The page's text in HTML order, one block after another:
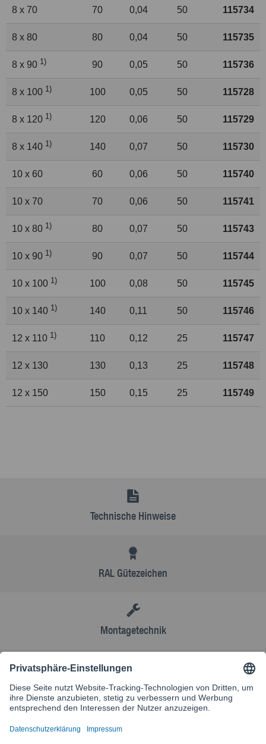
8 x 70 70 0,04 50 115734
8 x 80 80 0,04 50 115735
8 x 90 1) 90 0,05 50 115736
8 x 100 1) 100 0,05 50 115728
8 x 120 1) 120 0,06 50 115729
8 x 140 1) 140 0,07 50 115730
10 x 60 60 0,06 50 115740
10 x 70 70 0,06 50 115741
10 x 80 1) 80 0,07 50 115743
10 x 90 1) 90 0,07 50 115744
10 x 100 1) 100 0,08 50 115745
10 x 140 1) 140 0,11 50 115746
12 x 110 1) 110 0,12 25 115747
12 x 130 130 0,13 25 115748
12 x 150 150 0,15 25 115749
Technische Hinweise
RAL Gütezeichen
Montagetechnik
AGB
Kontakt